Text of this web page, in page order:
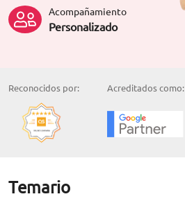
Acompañamiento
Personalizado
Reconocidos por: Acreditados como:
Temario